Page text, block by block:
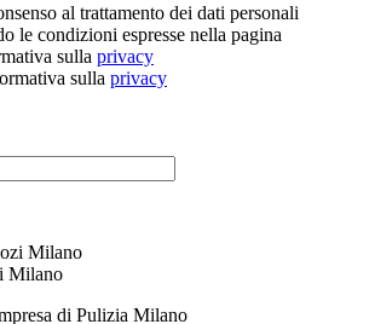
al trattamento dei dati personali
le condizioni espresse nella pagina
sulla privacy
sulla privacy
Milano